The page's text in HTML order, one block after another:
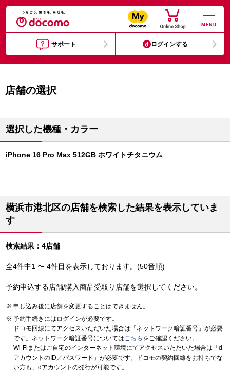
MENU
サポート ログインする
店舗の選択
選択した機種・カラー
iPhone 16 Pro Max 512GB ホワイトチタニウム
横浜市港北区の店舗を検索した結果を表示していま
す
検索結果：4店舗
全4件中1 〜 4件目を表示しております。(50音順)
予約申込する店舗/購入商品受取り店舗を選択してください。
申し込み後に店舗を変更することはできません。
予約手続きにはログインが必要です。
ドコモ回線にてアクセスいただいた場合は「ネットワーク暗証番号」が必要
です。ネットワーク暗証番号についてはこちら をご確認ください。
Wi-Fiまたはご自宅のインターネット環境にてアクセスいただいた場合は「d
アカウントのID／パスワード」が必要です。ドコモの契約回線をお持ちでな
い方も、dアカウントの発行が可能です。